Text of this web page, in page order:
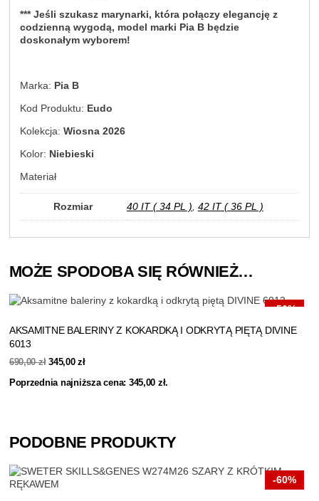
*** Jeśli szukasz marynarki, która połączy elegancję z
codzienną wygodą, model marki Pia B będzie
doskonałym wyborem!
Marka: Pia B
Kod Produktu: Eudo
Kolekcja: Wiosna 2026
Kolor: Niebieski
Materiał
Rozmiar 40 IT ( 34 PL ) 42 IT ( 36 PL )
MOŻE SPODOBA SIĘ RÓWNIEŻ…
-50%
AKSAMITNE BALERINY Z KOKARDKĄ I ODKRYTĄ PIĘTĄ DIVINE
6013
690,00zł Pierwotna
wynosiła:
345,00złAktualna
wynosi:
Poprzednia najniższa cena: 345,00 zł.
PODOBNE PRODUKTY
-60%